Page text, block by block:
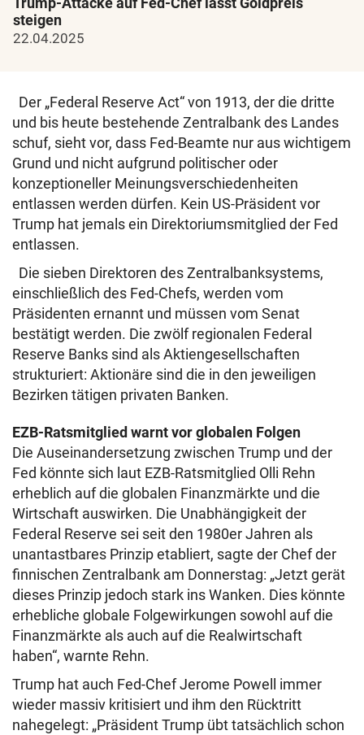
steigen
22.04.2025
Der „Federal Reserve Act“ von 1913, der die dritte
und bis heute bestehende Zentralbank des Landes
schuf, sieht vor, dass Fed-Beamte nur aus wichtigem
Grund und nicht aufgrund politischer oder
konzeptioneller Meinungsverschiedenheiten
entlassen werden dürfen. Kein US-Präsident vor
Trump hat jemals ein Direktoriumsmitglied der Fed
entlassen.
Die sieben Direktoren des Zentralbanksystems,
einschließlich des Fed-Chefs, werden vom
Präsidenten ernannt und müssen vom Senat
bestätigt werden. Die zwölf regionalen Federal
Reserve Banks sind als Aktiengesellschaften
strukturiert: Aktionäre sind die in den jeweiligen
Bezirken tätigen privaten Banken.
EZB-Ratsmitglied warnt vor globalen Folgen
Die Auseinandersetzung zwischen Trump und der
Fed könnte sich laut EZB-Ratsmitglied Olli Rehn
erheblich auf die globalen Finanzmärkte und die
Wirtschaft auswirken. Die Unabhängigkeit der
Federal Reserve sei seit den 1980er Jahren als
unantastbares Prinzip etabliert, sagte der Chef der
finnischen Zentralbank am Donnerstag: „Jetzt gerät
dieses Prinzip jedoch stark ins Wanken. Dies könnte
erhebliche globale Folgewirkungen sowohl auf die
Finanzmärkte als auch auf die Realwirtschaft
haben“, warnte Rehn.
Trump hat auch Fed-Chef Jerome Powell immer
wieder massiv kritisiert und ihm den Rücktritt
nahegelegt: „Präsident Trump übt tatsächlich schon